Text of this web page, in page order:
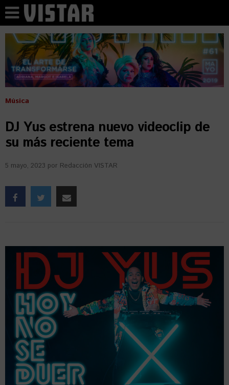
Música
DJ Yus estrena nuevo videoclip de
su más reciente tema
5 mayo, 2023 por Redacción VISTAR